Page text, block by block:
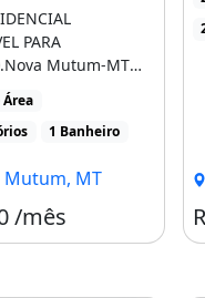
PARA
Mutum-MT
02 Quartos 0
[...]
Área
1 Banheiro
Mutum, MT
/mês